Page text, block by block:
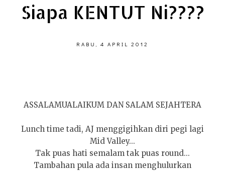
Siapa KENTUT Ni????
RABU, 4 APRIL 2012
ASSALAMUALAIKUM DAN SALAM SEJAHTERA
Lunch time tadi, AJ menggigihkan diri pegi lagi
Mid Valley...
Tak puas hati semalam tak puas round...
Tambahan pula ada insan menghulurkan